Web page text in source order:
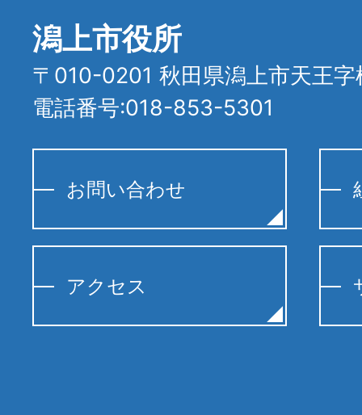
潟上市役所
〒010-0201 秋田県潟上市天王
電話番号:018-853-5301
お問い合わせ
アクセス